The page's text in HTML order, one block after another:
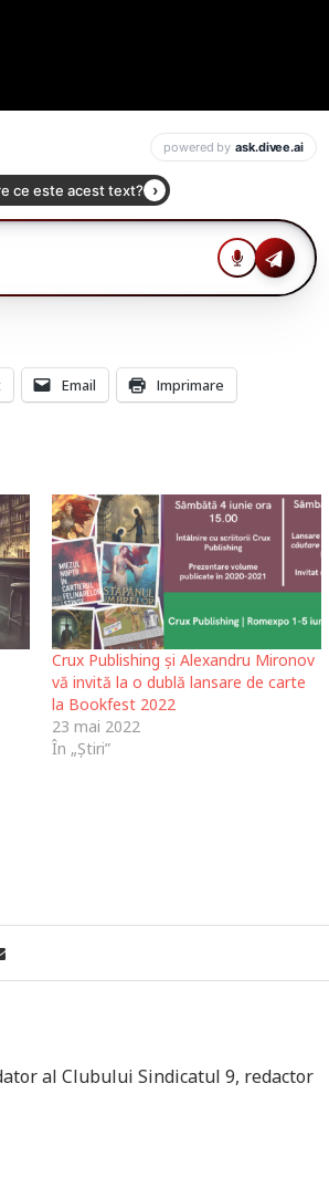
Email Imprimare
Crux Publishing și Alexandru Mironov
vă invită la o dublă lansare de carte
la Bookfest 2022
23 mai 2022
În „Știri”
al Clubului Sindicatul 9, redactor